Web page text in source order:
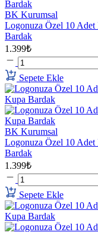
BK Kurumsal
Logonuza Özel 10
Bardak
1.399₺
Sepete Ekle
BK Kurumsal
Logonuza Özel 10
Bardak
1.399₺
Sepete Ekle